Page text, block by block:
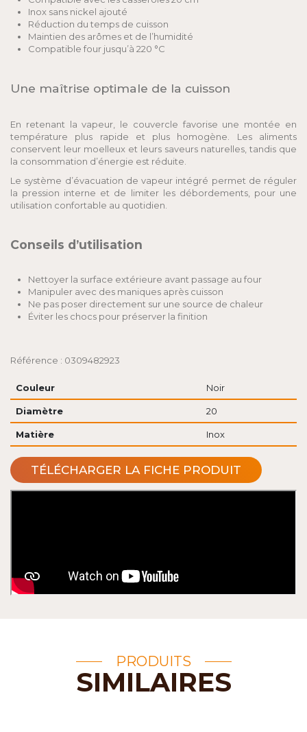
Inox sans nickel ajouté
Réduction du temps de cuisson
Maintien des arômes et de l’humidité
Compatible four jusqu’à 220 °C
Une maîtrise optimale de la cuisson
En retenant la vapeur, le couvercle favorise une montée en
température plus rapide et plus homogène. Les aliments
conservent leur moelleux et leurs saveurs naturelles, tandis que
la consommation d’énergie est réduite.
Le système d’évacuation de vapeur intégré permet de réguler
la pression interne et de limiter les débordements, pour une
utilisation confortable au quotidien.
Conseils d’utilisation
Nettoyer la surface extérieure avant passage au four
Manipuler avec des maniques après cuisson
Ne pas poser directement sur une source de chaleur
Éviter les chocs pour préserver la finition
Référence : 0309482923
Couleur Noir
Diamètre 20
Matière Inox
TÉLÉCHARGER LA FICHE PRODUIT
PRODUITS
SIMILAIRES